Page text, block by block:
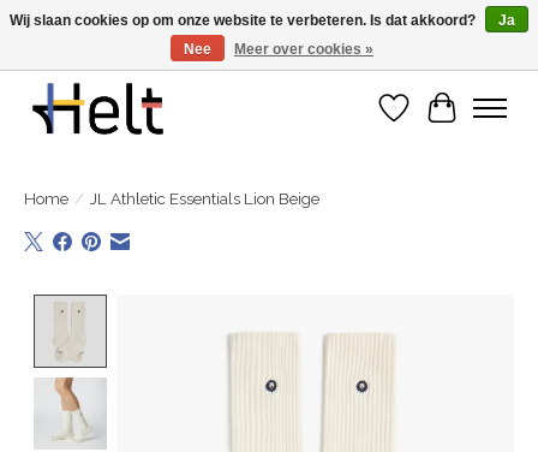
Ontdek de nieuwe collecties in store & online
Verlanglijst
Home / JL Athletic Essentials Lion Beige
Wij slaan cookies op om onze website te verbeteren. Is dat akkoord?
Ja
Nee
Meer over cookies »